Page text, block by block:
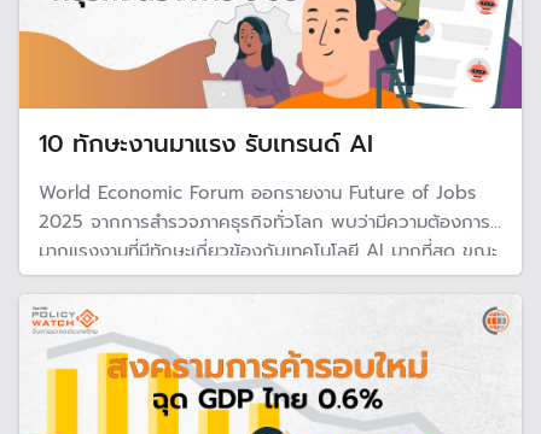
10 ทักษะงานมาแรง รับเทรนด์ AI
World Economic Forum ออกรายงาน Future of Jobs
2025 จากการสำรวจภาคธุรกิจทั่วโลก พบว่ามีความต้องการ
มากแรงงานที่มีทักษะเกี่ยวข้องกับเทคโนโลยี AI มากที่สุด ขณะ
ที่ Sotf Skill เป็นเรื่องรอง จุฬาฯชี้การศึกษาไทยต้องปรับตัว
เพิ่มหลักสูตรที่พัฒนาทักษะผู้เรียนให้มีความฉลาด ตอบโจทย์
ตลาดแรงงาน